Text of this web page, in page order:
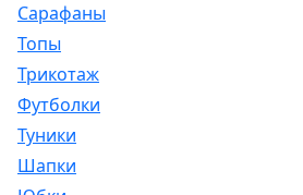
Сарафаны
Топы
Трикотаж
Футболки
Туники
Шапки